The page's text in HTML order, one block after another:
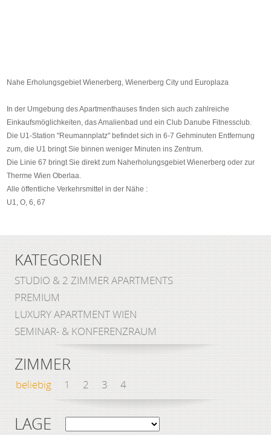
Nahe Erholungsgebiet Wienerberg, Wienerberg City und Europlaza
In der Umgebung des Apartmenthauses finden sich auch zahlreiche
Einkaufsmöglichkeiten, das Amalienbad und ein Club Danube Fitnessclub.
Die U1-Station "Reumannplatz" befindet sich in 6-7 Gehminuten Entfernung
zum, die U1 bringt Sie binnen weniger Minuten ins Zentrum.
Die Linie 67 bringt Sie direkt zum Naherholungsgebiet Wienerberg oder zur
Therme Wien Oberlaa.
Alle öffentliche Verkehrsmittel in der Nähe :
U1, O, 6, 67
KATEGORIEN
STUDIO & 2 ZIMMER APARTMENTS
PREMIUM
LUXURY APARTMENT WIEN
SEMINAR- & KONFERENZRAUM
ZIMMER
beliebig 1 2 3 4
LAGE